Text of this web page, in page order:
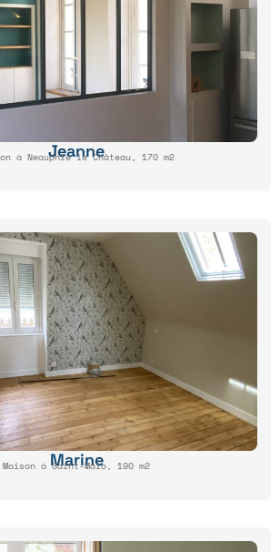
Jeanne
à Neauphle le Château, 170 m2
Marine
Maison à Saint-Malo, 190 m2